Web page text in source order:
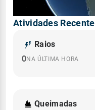
Atividades Recente
Raios
0NA ÚLTIMA HORA
Queimadas